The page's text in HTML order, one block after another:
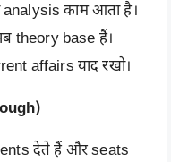
analysis काम आता है।
theory base हैं।
affairs याद रखो।
देते हैं और seats